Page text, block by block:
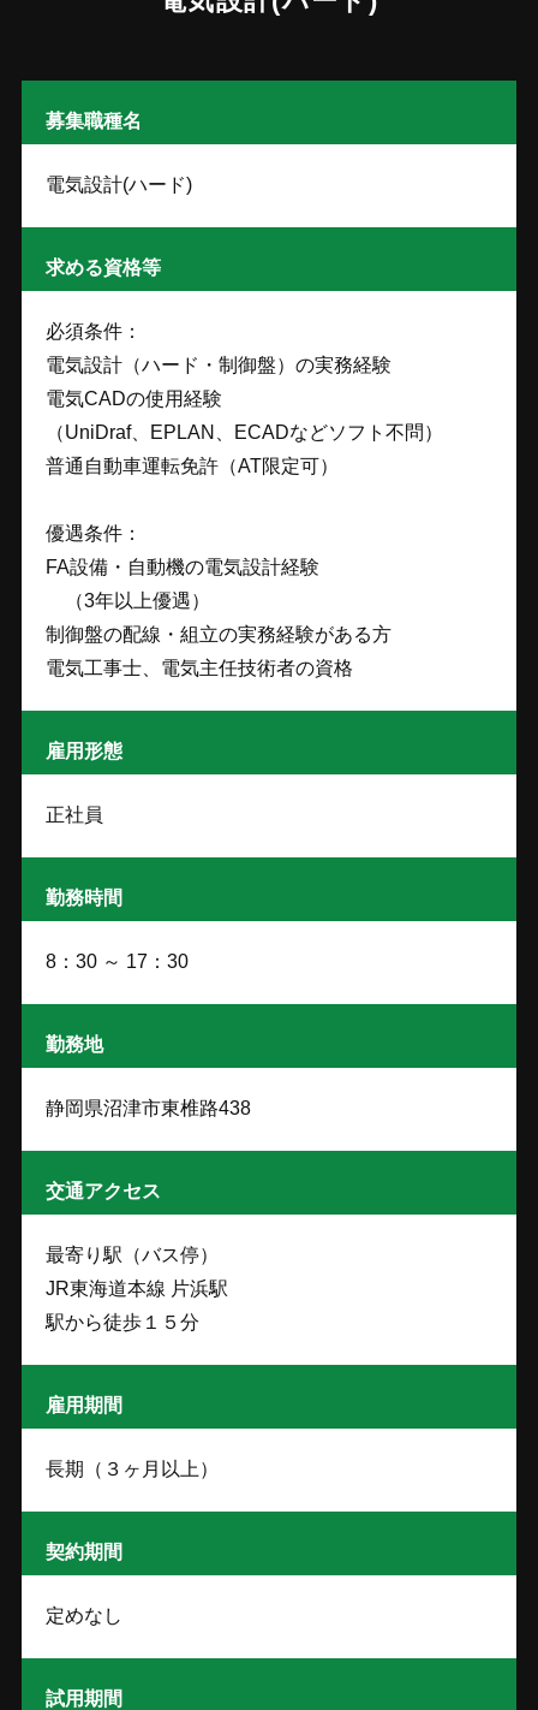
募集職種名
電気設計(ハード)
求める資格等
必須条件：
電気設計（ハード・制御盤）の実務経験
電気CADの使用経験
（UniDraf、EPLAN、ECADなどソフト不問）
普通自動車運転免許（AT限定可）
優遇条件：
FA設備・自動機の電気設計経験
（3年以上優遇）
制御盤の配線・組立の実務経験がある方
電気工事士、電気主任技術者の資格
雇用形態
正社員
勤務時間
8：30 ～ 17：30
勤務地
静岡県沼津市東椎路438
交通アクセス
最寄り駅（バス停）
JR東海道本線 片浜駅
駅から徒歩１５分
雇用期間
長期（３ヶ月以上）
契約期間
定めなし
試用期間